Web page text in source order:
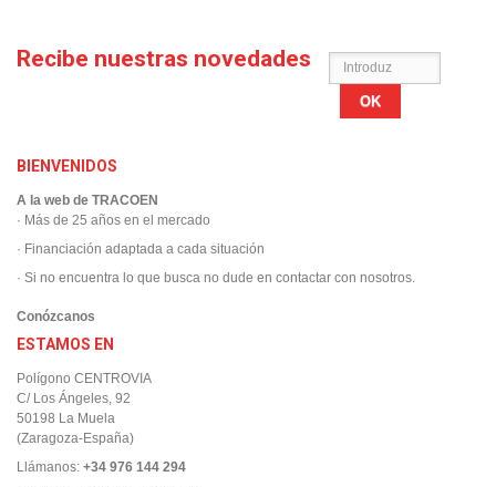
Recibe nuestras novedades
OK
BIENVENIDOS
A la web de TRACOEN
· Más de 25 años en el mercado
· Financiación adaptada a cada situación
· Si no encuentra lo que busca no dude en contactar con nosotros.
Conózcanos
ESTAMOS EN
Polígono CENTROVIA
C/ Los Ángeles, 92
50198 La Muela
(Zaragoza-España)
Llámanos: +34 976 144 294